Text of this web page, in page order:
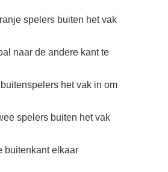
spelers buiten het vak
naar de andere kant te
het vak in om
spelers buiten het vak
buitenkant elkaar